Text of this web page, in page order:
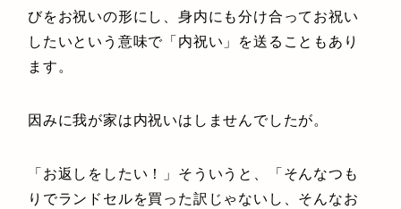
びをお祝いの形にし、身内にも分け合ってお祝い
したいという意味で「内祝い」を送ることもあり
ます。
因みに我が家は内祝いはしませんでしたが。
「お返しをしたい！」そういうと、「そんなつも
りでランドセルを買った訳じゃないし、そんなお